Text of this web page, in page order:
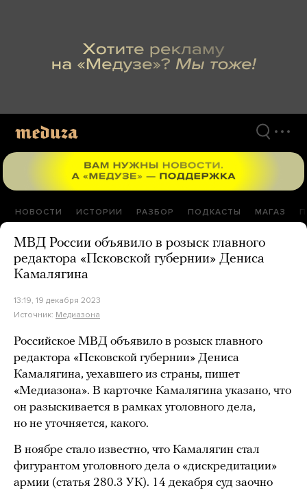
НОВОСТИ ИСТОРИИ РАЗБОР ПОДКАСТЫ МАГАЗ
МВД России объявило в розыск главного
редактора «Псковской губернии» Дениса
Камалягина
13:19, 19 декабря 2023
Источник: Медиазона
Российское МВД объявило в розыск главного
редактора «Псковской губернии» Дениса
Камалягина, уехавшего из страны, пишет
«Медиазона». В карточке Камалягина указано, что
он разыскивается в рамках уголовного дела,
но не уточняется, какого.
В ноябре стало известно, что Камалягин стал
фигурантом уголовного дела о «дискредитации»
армии (статья 280.3 УК). 14 декабря суд заочно